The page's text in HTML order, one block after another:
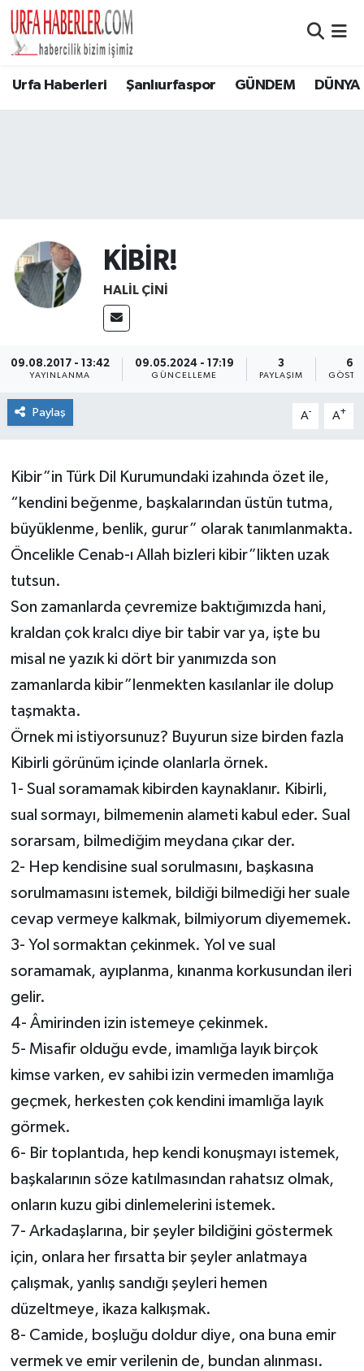
Urfa Haberleri Şanlıurfaspor GÜNDEM DÜNYA
KİBİR!
HALİL ÇİNİ
09.08.2017 - 13:42
YAYINLANMA
09.05.2024 - 17:19
GÜNCELLEME
3
PAYLAŞIM
67
Paylaş A- A+
Kibir”in Türk Dil Kurumundaki izahında özet ile,
“kendini beğenme, başkalarından üstün tutma,
büyüklenme, benlik, gurur” olarak tanımlanmakta.
Öncelikle Cenab-ı Allah bizleri kibir”likten uzak
tutsun.
Son zamanlarda çevremize baktığımızda hani,
kraldan çok kralcı diye bir tabir var ya, işte bu
misal ne yazık ki dört bir yanımızda son
zamanlarda kibir”lenmekten kasılanlar ile dolup
taşmakta.
Örnek mi istiyorsunuz? Buyurun size birden fazla
Kibirli görünüm içinde olanlarla örnek.
1- Sual soramamak kibirden kaynaklanır. Kibirli,
sual sormayı, bilmemenin alameti kabul eder. Sual
sorarsam, bilmediğim meydana çıkar der.
2- Hep kendisine sual sorulmasını, başkasına
sorulmamasını istemek, bildiği bilmediği her suale
cevap vermeye kalkmak, bilmiyorum diyememek.
3- Yol sormaktan çekinmek. Yol ve sual
soramamak, ayıplanma, kınanma korkusundan ileri
gelir.
4- Âmirinden izin istemeye çekinmek.
5- Misafir olduğu evde, imamlığa layık birçok
kimse varken, ev sahibi izin vermeden imamlığa
geçmek, herkesten çok kendini imamlığa layık
görmek.
6- Bir toplantıda, hep kendi konuşmayı istemek,
başkalarının söze katılmasından rahatsız olmak,
onların kuzu gibi dinlemelerini istemek.
7- Arkadaşlarına, bir şeyler bildiğini göstermek
için, onlara her fırsatta bir şeyler anlatmaya
çalışmak, yanlış sandığı şeyleri hemen
düzeltmeye, ikaza kalkışmak.
8- Camide, boşluğu doldur diye, ona buna emir
vermek ve emir verilenin de, bundan alınması.
Şanlıurfa Nöbetçi Eczaneler
Tüm Manşetler
Son Dakika Haberleri